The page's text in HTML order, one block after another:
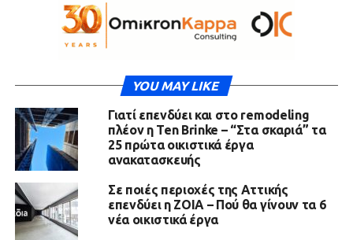
YOU MAY LIKE
Γιατί επενδύει και στο remodeling
πλέον η Ten Brinke – “Στα σκαριά” τα
25 πρώτα οικιστικά έργα
ανακατασκευής
Σε ποιές περιοχές της Αττικής
επενδύει η ΖΟΙΑ – Πού θα γίνουν τα 6
νέα οικιστικά έργα